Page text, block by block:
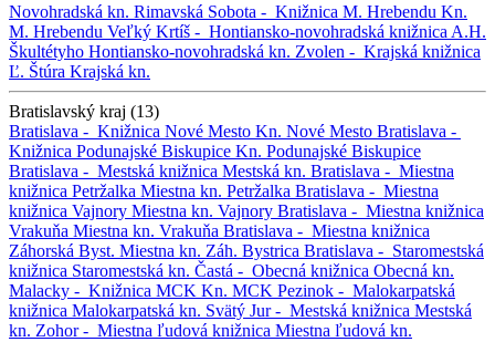
Novohradská kn. Rimavská Sobota - Knižnica M. Hrebendu Kn.
M. Hrebendu Veľký Krtíš - Hontiansko-novohradská knižnica A.H.
Škultétyho Hontiansko-novohradská kn. Zvolen - Krajská knižnica
Ľ. Štúra Krajská kn.
Bratislavský kraj (13)
Bratislava - Knižnica Nové Mesto Kn. Nové Mesto Bratislava -
Knižnica Podunajské Biskupice Kn. Podunajské Biskupice
Bratislava - Mestská knižnica Mestská kn. Bratislava - Miestna
knižnica Petržalka Miestna kn. Petržalka Bratislava - Miestna
knižnica Vajnory Miestna kn. Vajnory Bratislava - Miestna knižnica
Vrakuňa Miestna kn. Vrakuňa Bratislava - Miestna knižnica
Záhorská Byst. Miestna kn. Záh. Bystrica Bratislava - Staromestská
knižnica Staromestská kn. Častá - Obecná knižnica Obecná kn.
Malacky - Knižnica MCK Kn. MCK Pezinok - Malokarpatská
knižnica Malokarpatská kn. Svätý Jur - Mestská knižnica Mestská
kn. Zohor - Miestna ľudová knižnica Miestna ľudová kn.